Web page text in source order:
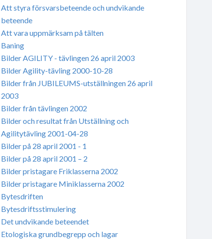
Att styra försvarsbeteende och undvikande
beteende
Att vara uppmärksam på tälten
Baning
Bilder AGILITY - tävlingen 26 april 2003
Bilder Agility-tävling 2000-10-28
Bilder från JUBILEUMS-utställningen 26 april
2003
Bilder från tävlingen 2002
Bilder och resultat från Utställning och
Agilitytävling 2001-04-28
Bilder på 28 april 2001 - 1
Bilder på 28 april 2001 – 2
Bilder pristagare Friklasserna 2002
Bilder pristagare Miniklasserna 2002
Bytesdriften
Bytesdriftsstimulering
Det undvikande beteendet
Etologiska grundbegrepp och lagar